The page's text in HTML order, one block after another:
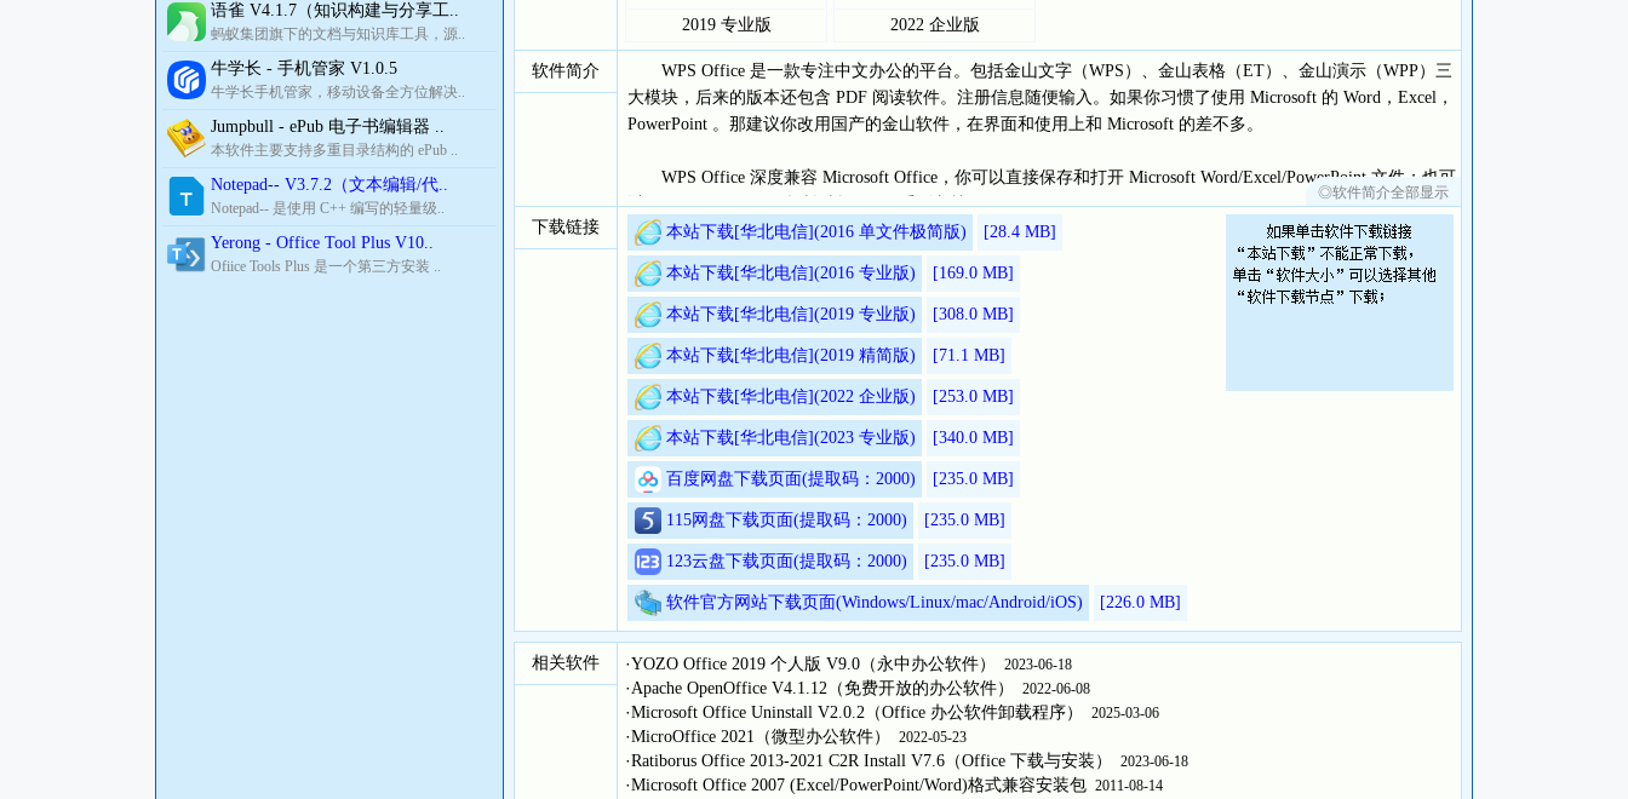
语雀 V4.1.7（知识构建与分享工..
蚂蚁集团旗下的文档与知识库工具，源..
牛学长 - 手机管家 V1.0.5
牛学长手机管家，移动设备全方位解决..
Jumpbull - ePub 电子书编辑器 ..
本软件主要支持多重目录结构的 ePub ..
Notepad-- V3.7.2（文本编辑/代..
Notepad-- 是使用 C++ 编写的轻量级..
Yerong - Office Tool Plus V10..
Ofiice Tools Plus 是一个第三方安装 ..
2019 专业版 2022 企业版
软件简介
WPS Office 是一款专注中文办公的平台。包括金山文字（WPS）、金山表格（ET）、金山演示（WPP）三
大模块，后来的版本还包含 PDF 阅读软件。注册信息随便输入。如果你习惯了使用 Microsoft 的 Word，Excel，
PowerPoint 。那建议你改用国产的金山软件，在界面和使用上和 Microsoft 的差不多。
WPS Office 深度兼容 Microsoft Office，你可以直接保存和打开 Microsoft Word/Excel/PowerPoint 文件；也可
以用 Microsoft Office 轻松编辑 WPS 系列文档。
WPS Office 2016 精简版：就一个程序文件，运行即可；
WPS Office 2019 专业版：官方安装版，无需登录，没有广告，推荐使用；
WPS Office 2019 精简版：需要安装以后才能使用（去广告，去弹窗，去升级，去残留进程）；
WPS Office 2023 秋季更新(15371)：需要登录金山办公账号才能使用基础功能，还有部分会员功能需要升级
成为会员（选择网盘下载页面）；
想要下载最新版本或者其他平台的版本（Apple Mac/iOS/Google Android/Linux），请选择官方下载页面。
◎软件简介全部显示
下载链接 本站下载[华北电信](2016 单文件极简版) [28.4 MB]
本站下载[华北电信](2016 专业版) [169.0 MB]
本站下载[华北电信](2019 专业版) [308.0 MB]
本站下载[华北电信](2019 精简版) [71.1 MB]
本站下载[华北电信](2022 企业版) [253.0 MB]
本站下载[华北电信](2023 专业版) [340.0 MB]
百度网盘下载页面(提取码：2000) [235.0 MB]
115网盘下载页面(提取码：2000) [235.0 MB]
123云盘下载页面(提取码：2000) [235.0 MB]
软件官方网站下载页面(Windows/Linux/mac/Android/iOS) [226.0 MB]
相关软件 ·YOZO Office 2019 个人版 V9.0（永中办公软件） 2023-06-18
·Apache OpenOffice V4.1.12（免费开放的办公软件） 2022-06-08
·Microsoft Office Uninstall V2.0.2（Office 办公软件卸载程序） 2025-03-06
·MicroOffice 2021（微型办公软件） 2022-05-23
·Ratiborus Office 2013-2021 C2R Install V7.6（Office 下载与安装） 2023-06-18
·Microsoft Office 2007 (Excel/PowerPoint/Word)格式兼容安装包 2011-08-14